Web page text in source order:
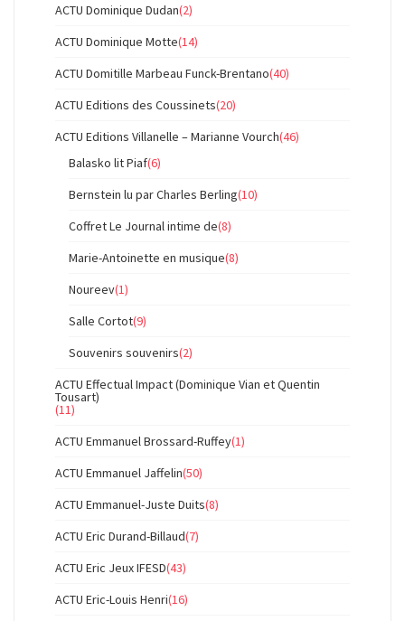
ACTU Dominique Dudan(2)
ACTU Dominique Motte(14)
ACTU Domitille Marbeau Funck-Brentano(40)
ACTU Editions des Coussinets(20)
ACTU Editions Villanelle – Marianne Vourch(46)
Balasko lit Piaf(6)
Bernstein lu par Charles Berling(10)
Coffret Le Journal intime de(8)
Marie-Antoinette en musique(8)
Noureev(1)
Salle Cortot(9)
Souvenirs souvenirs(2)
ACTU Effectual Impact (Dominique Vian et Quentin
Tousart)
(11)
ACTU Emmanuel Brossard-Ruffey(1)
ACTU Emmanuel Jaffelin(50)
ACTU Emmanuel-Juste Duits(8)
ACTU Eric Durand-Billaud(7)
ACTU Eric Jeux IFESD(43)
ACTU Eric-Louis Henri(16)